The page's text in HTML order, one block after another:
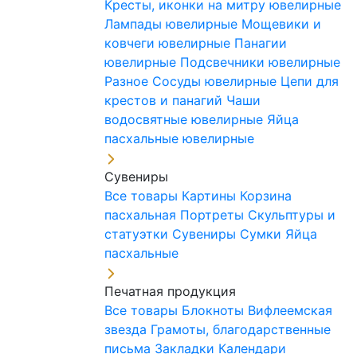
Кресты, иконки на митру ювелирные
Лампады ювелирные Мощевики и
ковчеги ювелирные Панагии
ювелирные Подсвечники ювелирные
Разное Сосуды ювелирные Цепи для
крестов и панагий Чаши
водосвятные ювелирные Яйца
пасхальные ювелирные
Сувениры
Все товары Картины Корзина
пасхальная Портреты Скульптуры и
статуэтки Сувениры Сумки Яйца
пасхальные
Печатная продукция
Все товары Блокноты Вифлеемская
звезда Грамоты, благодарственные
письма Закладки Календари